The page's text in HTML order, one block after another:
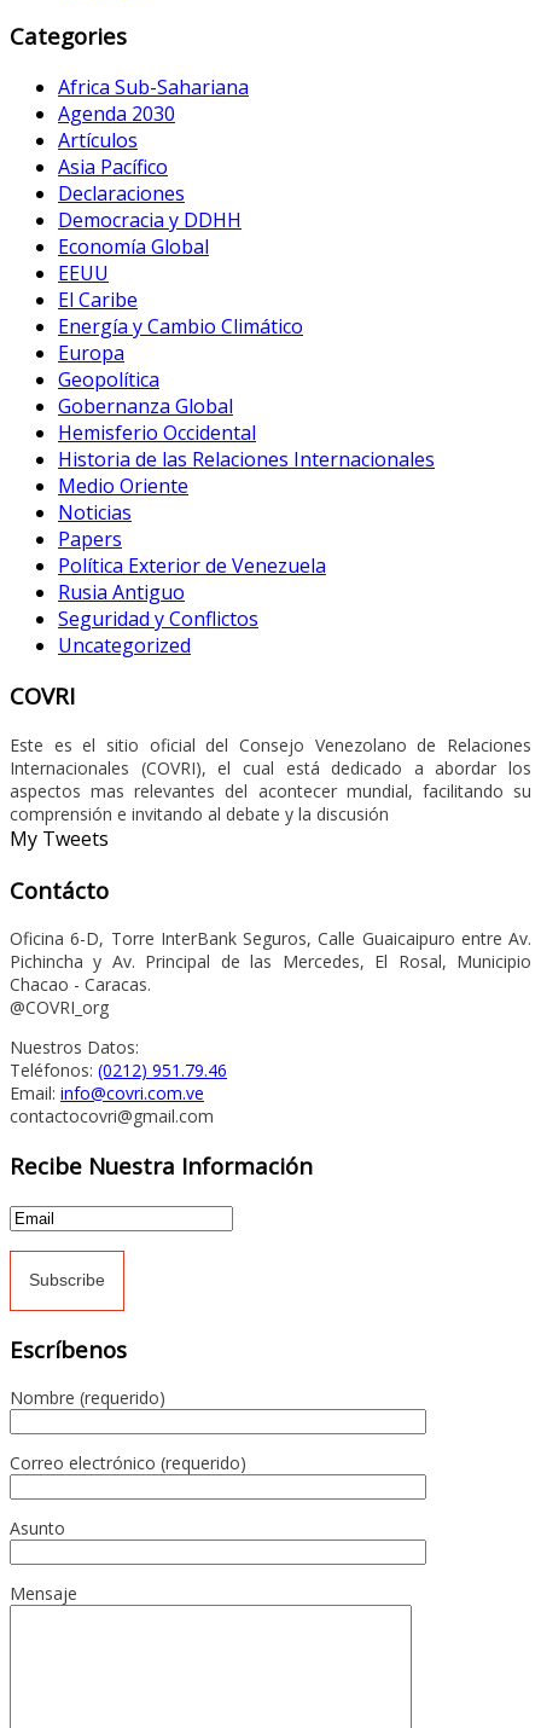
Categories
Africa Sub-Sahariana
Agenda 2030
Artículos
Asia Pacífico
Declaraciones
Democracia y DDHH
Economía Global
EEUU
El Caribe
Energía y Cambio Climático
Europa
Geopolítica
Gobernanza Global
Hemisferio Occidental
Historia de las Relaciones Internacionales
Medio Oriente
Noticias
Papers
Política Exterior de Venezuela
Rusia Antiguo
Seguridad y Conflictos
Uncategorized
COVRI
Este es el sitio oficial del Consejo Venezolano de Relaciones
Internacionales (COVRI), el cual está dedicado a abordar los
aspectos mas relevantes del acontecer mundial, facilitando su
comprensión e invitando al debate y la discusión
My Tweets
Contácto
Oficina 6-D, Torre InterBank Seguros, Calle Guaicaipuro entre Av.
Pichincha y Av. Principal de las Mercedes, El Rosal, Municipio
Chacao - Caracas.
@COVRI_org
Nuestros Datos:
Teléfonos: (0212) 951.79.46
Email: info@covri.com.ve
contactocovri@gmail.com
Recibe Nuestra Información
Escríbenos
Nombre (requerido)
Correo electrónico (requerido)
Asunto
Mensaje